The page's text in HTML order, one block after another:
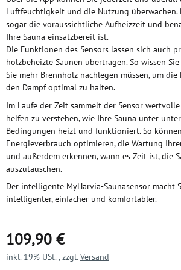
Luftfeuchtigkeit und die Nutzung überwachen.
sogar die voraussichtliche Aufheizzeit und
Ihre Sauna einsatzbereit ist.
Die Funktionen des Sensors lassen sich auch
holzbeheizte Saunen übertragen. So wissen
Sie mehr Brennholz nachlegen müssen, um
den Dampf optimal zu halten.
Im Laufe der Zeit sammelt der Sensor
helfen zu verstehen, wie Ihre Sauna unter
Bedingungen heizt und funktioniert. So
Energieverbrauch optimieren, die Wartung
und außerdem erkennen, wann es Zeit ist, die
auszutauschen.
Der intelligente MyHarvia-Saunasensor macht
intelligenter, einfacher und komfortabler.
109,90 €
inkl. 19% USt. , zzgl.Versand